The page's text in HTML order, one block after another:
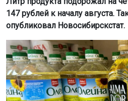
147 рублей к началу августа.
опубликовал Новосибирскстат.